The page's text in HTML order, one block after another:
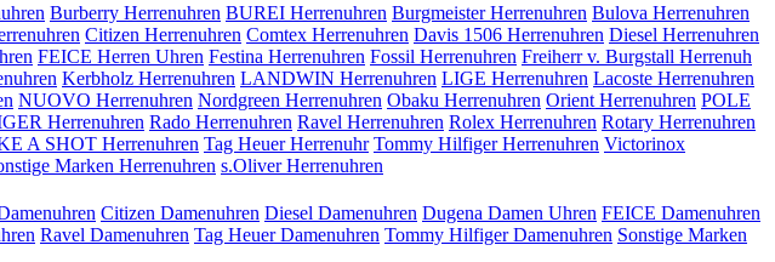
Burberry Herrenuhren BUREI Herrenuhren Burgmeister Herrenuhren Bulova Herrenuhren
Citizen Herrenuhren Comtex Herrenuhren Davis 1506 Herrenuhren Diesel Herrenuhren
FEICE Herren Uhren Festina Herrenuhren Fossil Herrenuhren Freiherr v. Burgstall Herrenuh
Kerbholz Herrenuhren LANDWIN Herrenuhren LIGE Herrenuhren Lacoste Herrenuhren
NUOVO Herrenuhren Nordgreen Herrenuhren Obaku Herrenuhren Orient Herrenuhren POLE
Herrenuhren Rado Herrenuhren Ravel Herrenuhren Rolex Herrenuhren Rotary Herrenuhren
A SHOT Herrenuhren Tag Heuer Herrenuhr Tommy Hilfiger Herrenuhren Victorinox
Marken Herrenuhren s.Oliver Herrenuhren
Citizen Damenuhren Diesel Damenuhren Dugena Damen Uhren FEICE Damenuhren
Ravel Damenuhren Tag Heuer Damenuhren Tommy Hilfiger Damenuhren Sonstige Marken